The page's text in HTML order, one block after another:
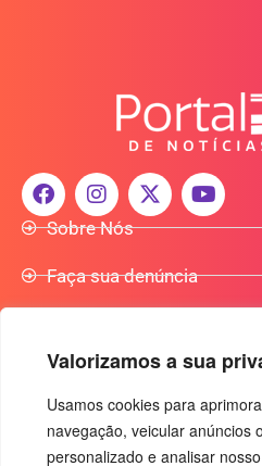
Valorizamos a sua
Usamos cookies para
navegação, veicular anúncios
personalizado e analisar
Sobre Nós
Faça sua denúncia
Anuncie Conosco
+55 (92) 3085-7464